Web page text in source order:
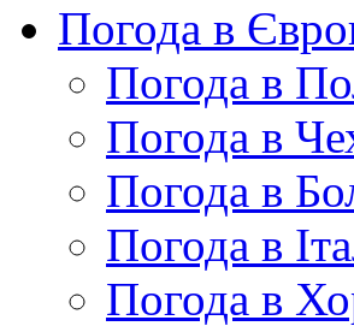
Погода в
Погода в
Погода в
Погода в
Погода в
Погода в